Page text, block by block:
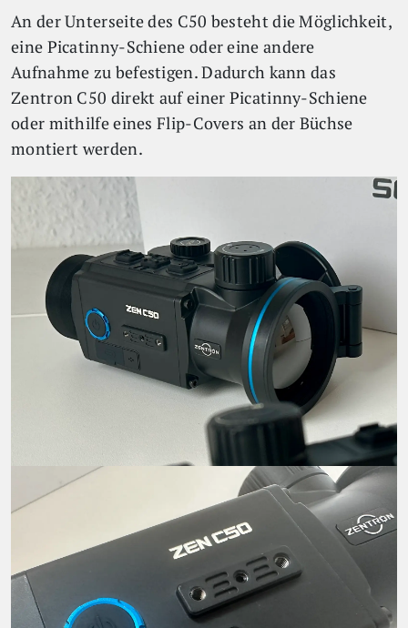
An der Unterseite des C50 besteht die Möglichkeit,
eine Picatinny-Schiene oder eine andere
Aufnahme zu befestigen. Dadurch kann das
Zentron C50 direkt auf einer Picatinny-Schiene
oder mithilfe eines Flip-Covers an der Büchse
montiert werden.